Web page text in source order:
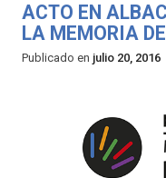
ACTO EN
LA MEMORIA
Publicado en julio 20, 2016